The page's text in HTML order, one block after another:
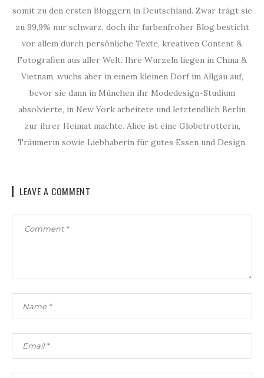
somit zu den ersten Bloggern in Deutschland. Zwar trägt sie
zu 99,9% nur schwarz, doch ihr farbenfroher Blog besticht
vor allem durch persönliche Texte, kreativen Content &
Fotografien aus aller Welt. Ihre Wurzeln liegen in China &
Vietnam, wuchs aber in einem kleinen Dorf im Allgäu auf,
bevor sie dann in München ihr Modedesign-Studium
absolvierte, in New York arbeitete und letztendlich Berlin
zur ihrer Heimat machte. Alice ist eine Globetrotterin,
Träumerin sowie Liebhaberin für gutes Essen und Design.
LEAVE A COMMENT